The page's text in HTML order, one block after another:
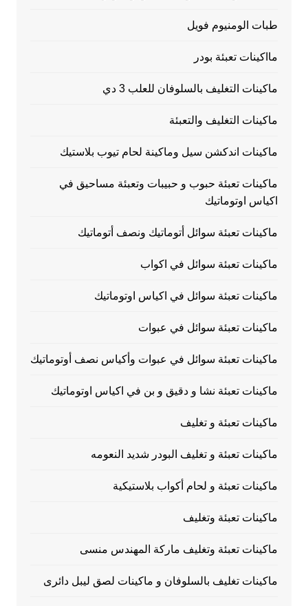
طبات الومنيوم فويل
مااكينات تعبئة بودر
ماكينات التغليف بالسلوفان للعلب 3 دي
ماكينات التغليف والتعبئة
ماكينات اندكشن سيل وماكينة لحام تيوب بلاستيك
ماكينات تعبئة حبوب و حبيبات وتعبئة مساحيق في
اكياس اوتوماتيك
ماكينات تعبئة سوائل أتوماتيك ونصف أتوماتيك
ماكينات تعبئة سوائل في اكواب
ماكينات تعبئة سوائل في اكياس اوتوماتيك
ماكينات تعبئة سوائل في عبوات
ماكينات تعبئة سوائل في عبوات وأكياس نصف أوتوماتيك
ماكينات تعبئة نشا و دقيق و بن في اكياس اوتوماتيك
ماكينات تعبئة و تغليف
ماكينات تعبئة و تغليف البودر شديد النعومه
ماكينات تعبئة و لحام أكواب بلاستيكية
ماكينات تعبئة وتغليف
ماكينات تعبئة وتغليف ماركة المهندس منسى
ماكينات تغليف بالسلوفان و ماكينات لصق ليبل دائرى